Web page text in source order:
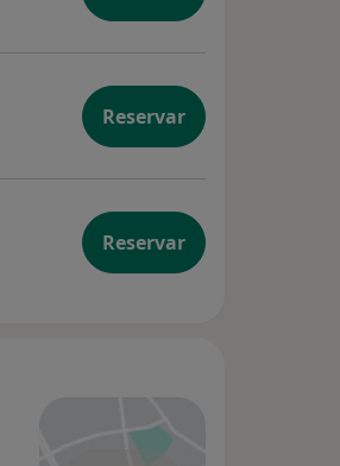
Reservar
Reservar